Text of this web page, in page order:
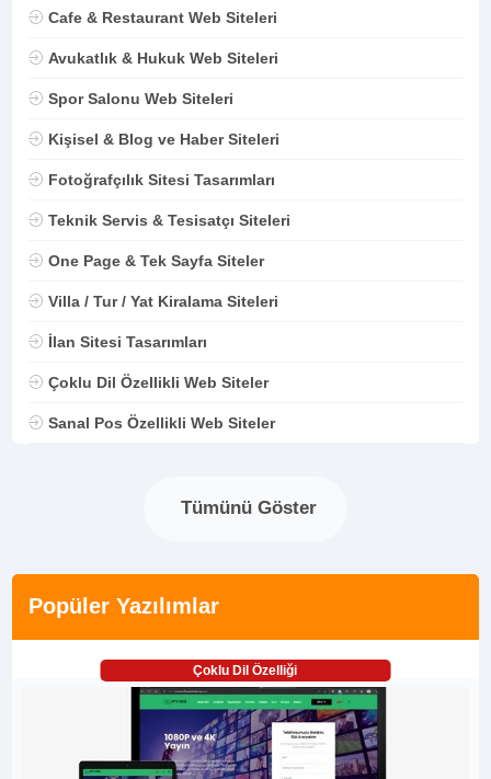
Cafe & Restaurant Web Siteleri
Avukatlık & Hukuk Web Siteleri
Spor Salonu Web Siteleri
Kişisel & Blog ve Haber Siteleri
Fotoğrafçılık Sitesi Tasarımları
Teknik Servis & Tesisatçı Siteleri
One Page & Tek Sayfa Siteler
Villa / Tur / Yat Kiralama Siteleri
İlan Sitesi Tasarımları
Çoklu Dil Özellikli Web Siteler
Sanal Pos Özellikli Web Siteler
Tümünü Göster
Popüler Yazılımlar
Çoklu Dil Özelliği